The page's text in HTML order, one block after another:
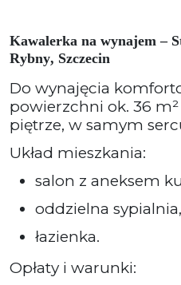
Kawalerka na wynajem –
Rybny, Szczecin
Do wynajęcia
powierzchni ok. 36
piętrze, w samym
Układ mieszkania:
salon z aneksem
oddzielna sypialnia,
łazienka.
Opłaty i warunki: